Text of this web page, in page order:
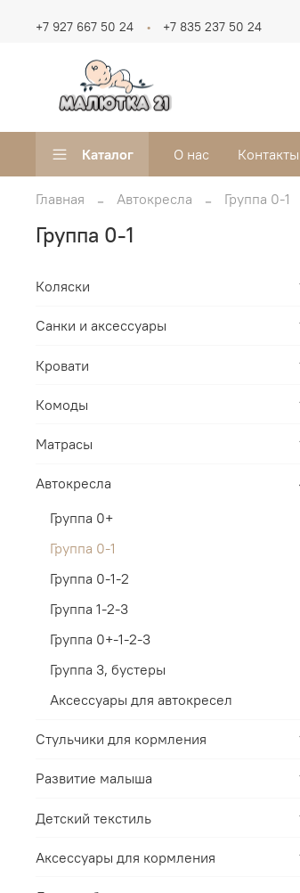
+7 927 667 50 24 +7 835 237 50 24
Каталог О нас Контакты
Главная Автокресла Группа 0-1
Группа 0-1
Коляски
Санки и аксессуары
Кровати
Комоды
Матрасы
Автокресла
Группа 0+
Группа 0-1
Группа 0-1-2
Группа 1-2-3
Группа 0+-1-2-3
Группа 3, бустеры
Аксессуары для автокресел
Стульчики для кормления
Развитие малыша
Детский текстиль
Аксессуары для кормления